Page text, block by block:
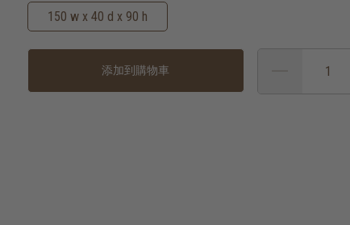
150 w x 40 d x 90 h
添加到購物車